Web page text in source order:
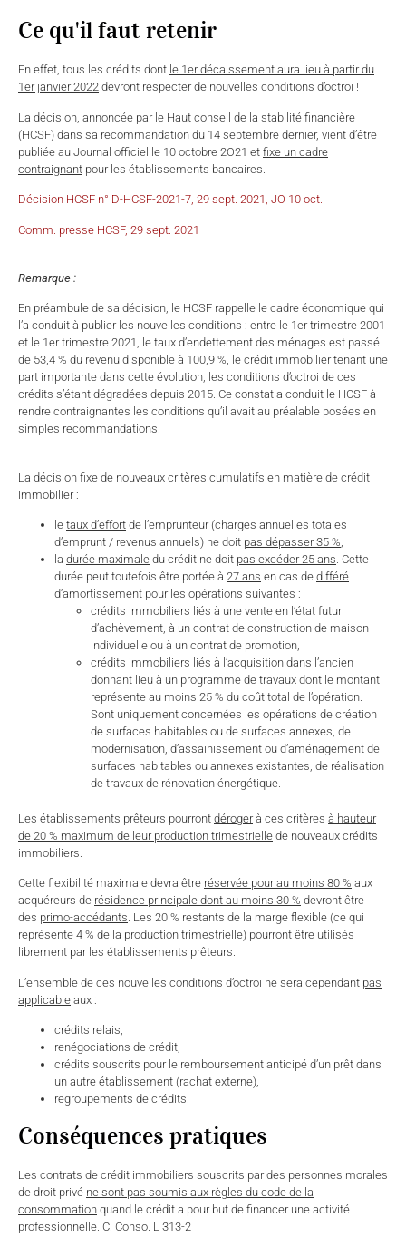
Ce qu'il faut retenir
En effet, tous les crédits dont le 1er décaissement aura lieu à partir du
1er janvier 2022 devront respecter de nouvelles conditions d’octroi !
La décision, annoncée par le Haut conseil de la stabilité financière
(HCSF) dans sa recommandation du 14 septembre dernier, vient d’être
publiée au Journal officiel le 10 octobre 2O21 et fixe un cadre
contraignant pour les établissements bancaires.
Décision HCSF n° D-HCSF-2021-7, 29 sept. 2021, JO 10 oct.
Comm. presse HCSF, 29 sept. 2021
Remarque :
En préambule de sa décision, le HCSF rappelle le cadre économique qui
l’a conduit à publier les nouvelles conditions : entre le 1er trimestre 2001
et le 1er trimestre 2021, le taux d’endettement des ménages est passé
de 53,4 % du revenu disponible à 100,9 %, le crédit immobilier tenant une
part importante dans cette évolution, les conditions d’octroi de ces
crédits s’étant dégradées depuis 2015. Ce constat a conduit le HCSF à
rendre contraignantes les conditions qu’il avait au préalable posées en
simples recommandations.
La décision fixe de nouveaux critères cumulatifs en matière de crédit
immobilier :
le taux d’effort de l’emprunteur (charges annuelles totales
d’emprunt / revenus annuels) ne doit pas dépasser 35 %,
la durée maximale du crédit ne doit pas excéder 25 ans. Cette
durée peut toutefois être portée à 27 ans en cas de différé
d’amortissement pour les opérations suivantes :
crédits immobiliers liés à une vente en l’état futur
d’achèvement, à un contrat de construction de maison
individuelle ou à un contrat de promotion,
crédits immobiliers liés à l’acquisition dans l’ancien
donnant lieu à un programme de travaux dont le montant
représente au moins 25 % du coût total de l’opération.
Sont uniquement concernées les opérations de création
de surfaces habitables ou de surfaces annexes, de
modernisation, d’assainissement ou d’aménagement de
surfaces habitables ou annexes existantes, de réalisation
de travaux de rénovation énergétique.
Les établissements prêteurs pourront dérogerà ces critères à hauteur
de 20 % maximum de leur production trimestrielle de nouveaux crédits
immobiliers.
Cette flexibilité maximale devra être réservée pour au moins 80 % aux
acquéreurs de résidence principale dont au moins 30 % devront être
des primo-accédants. Les 20 % restants de la marge flexible (ce qui
représente 4 % de la production trimestrielle) pourront être utilisés
librement par les établissements prêteurs.
L’ensemble de ces nouvelles conditions d’octroi ne sera cependant pas
applicable aux :
crédits relais,
renégociations de crédit,
crédits souscrits pour le remboursement anticipé d’un prêt dans
un autre établissement (rachat externe),
regroupements de crédits.
Conséquences pratiques
Les contrats de crédit immobiliers souscrits par des personnes morales
de droit privé ne sont pas soumis aux règles du code de la
consommation quand le crédit a pour but de financer une activité
professionnelle. C. Conso. L 313-2